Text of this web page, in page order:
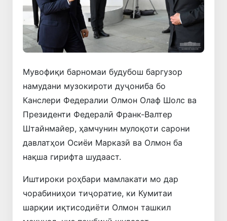
Мувофиқи барномаи будубош баргузор
намудани музокироти дуҷониба бо
Канслери Федералии Олмон Олаф Шолс ва
Президенти Федералӣ Франк-Валтер
Штайнмайер, ҳамчунин мулоқоти сарони
давлатҳои Осиёи Марказӣ ва Олмон ба
нақша гирифта шудааст.
Иштироки роҳбари мамлакати мо дар
чорабиниҳои тиҷоратие, ки Кумитаи
шарқии иқтисодиёти Олмон ташкил